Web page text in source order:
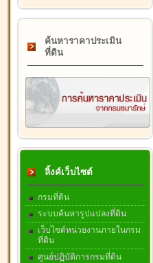
ค้นหาราคาประเมิน
ที่ดิน
ลิ้งค์เว็บไซต์
กรมที่ดิน
ระบบค้นหารูปแปลงที่ดิน
เว็บไซต์หน่วยงานภายในกรม
ที่ดิน
ศูนย์ปฏิบัติการกรมที่ดิน